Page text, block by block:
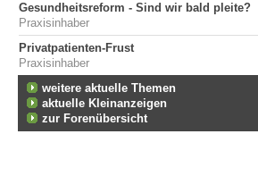
Gesundheitsreform - Sind wir bald pleite?
Praxisinhaber
Privatpatienten-Frust
Praxisinhaber
weitere aktuelle Themen
aktuelle Kleinanzeigen
zur Forenübersicht